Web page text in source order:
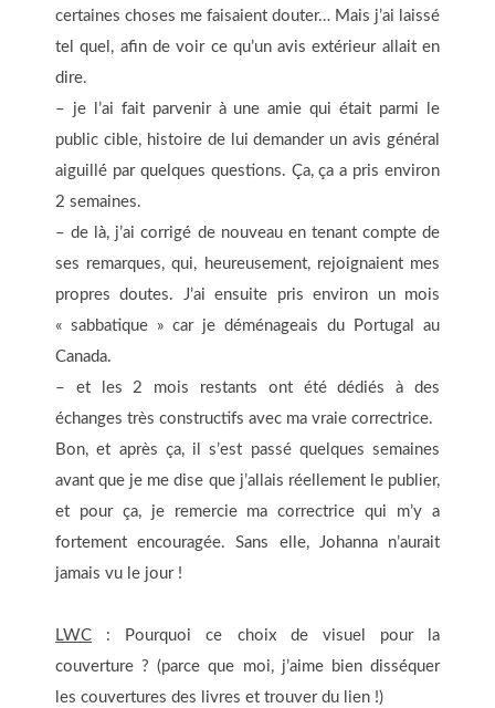
certaines choses me faisaient douter… Mais j’ai laissé
tel quel, afin de voir ce qu’un avis extérieur allait en
dire.
– je l’ai fait parvenir à une amie qui était parmi le
public cible, histoire de lui demander un avis général
aiguillé par quelques questions. Ça, ça a pris environ
2 semaines.
– de là, j’ai corrigé de nouveau en tenant compte de
ses remarques, qui, heureusement, rejoignaient mes
propres doutes. J’ai ensuite pris environ un mois
« sabbatique » car je déménageais du Portugal au
Canada.
– et les 2 mois restants ont été dédiés à des
échanges très constructifs avec ma vraie correctrice.
Bon, et après ça, il s’est passé quelques semaines
avant que je me dise que j’allais réellement le publier,
et pour ça, je remercie ma correctrice qui m’y a
fortement encouragée. Sans elle, Johanna n’aurait
jamais vu le jour !
LWC : Pourquoi ce choix de visuel pour la
couverture ? (parce que moi, j’aime bien disséquer
les couvertures des livres et trouver du lien !)